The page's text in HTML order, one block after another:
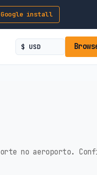
Google install
no aeroporto.